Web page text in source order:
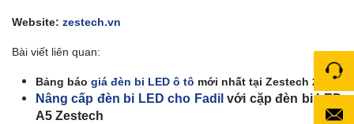
Website: zestech.vn
Bài viết liên quan:
Bảng báo giá đèn bi LED ô tô mới nhất tại Zestech 2021
Nâng cấp đèn bi LED cho Fadil với cặp đèn bi LED
A5 Zestech